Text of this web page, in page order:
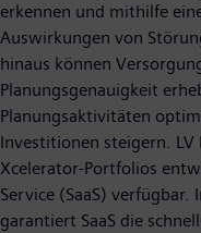
erkennen und mithilfe
Auswirkungen von
hinaus können
Planungsgenauigkeit
Planungsaktivitäten
Investitionen steigern. LV
Xcelerator-Portfolios
Service (SaaS) verfügbar.
garantiert SaaS die